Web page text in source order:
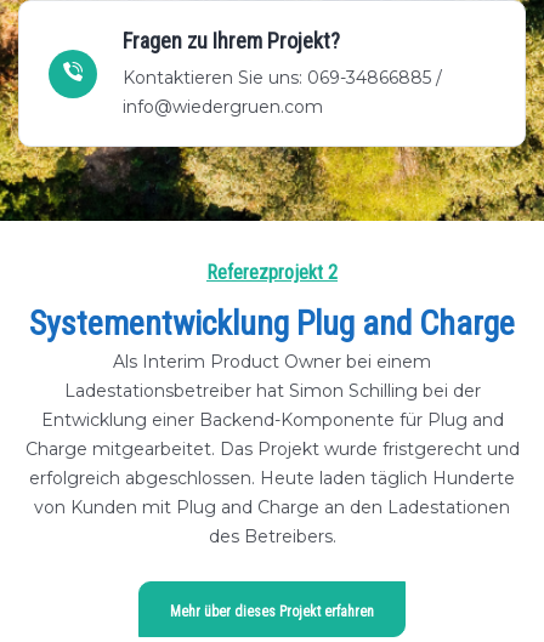
Fragen zu Ihrem Projekt?
Kontaktieren Sie uns: 069-34866885 /
info@wiedergruen.com
Referezprojekt 2
Systementwicklung Plug and Charge
Als Interim Product Owner bei einem
Ladestationsbetreiber hat Simon Schilling bei der
Entwicklung einer Backend-Komponente für Plug and
Charge mitgearbeitet. Das Projekt wurde fristgerecht und
erfolgreich abgeschlossen. Heute laden täglich Hunderte
von Kunden mit Plug and Charge an den Ladestationen
des Betreibers.
Mehr über dieses Projekt erfahren